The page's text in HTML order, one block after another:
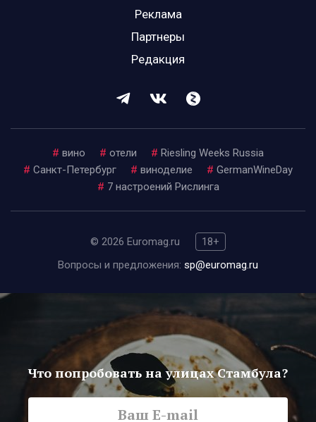
Реклама
Партнеры
Редакция
# вино # отели # Riesling Weeks Russia
# Санкт-Петербург # виноделие # GermanWineDay
# 7 настроений Рислинга
© 2026 Euromag.ru
18+
Вопросы и предложения: sp@euromag.ru
Что попробовать на улицах Стамбула?